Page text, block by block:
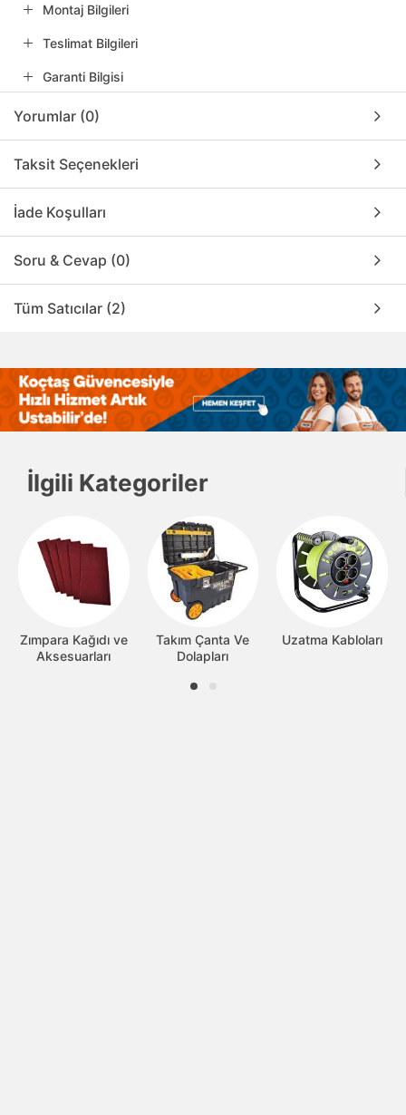
Montaj Bilgileri
Teslimat Bilgileri
Garanti Bilgisi
Yorumlar (0)
Taksit Seçenekleri
İade Koşulları
Soru & Cevap (0)
Tüm Satıcılar (2)
İlgili Kategoriler
Zımpara Kağıdı ve
Aksesuarları
Takım Çanta Ve
Dolapları
Uzatma Kabloları